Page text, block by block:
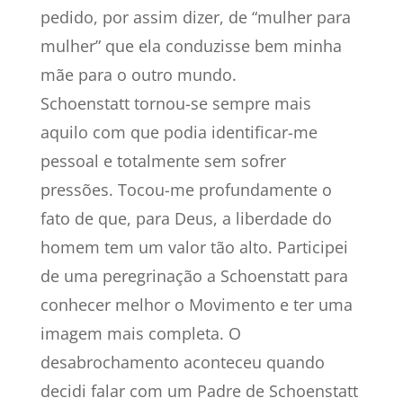
pedido, por assim dizer, de “mulher para
mulher” que ela conduzisse bem minha
mãe para o outro mundo.
Schoenstatt tornou-se sempre mais
aquilo com que podia identificar-me
pessoal e totalmente sem sofrer
pressões. Tocou-me profundamente o
fato de que, para Deus, a liberdade do
homem tem um valor tão alto. Participei
de uma peregrinação a Schoenstatt para
conhecer melhor o Movimento e ter uma
imagem mais completa. O
desabrochamento aconteceu quando
decidi falar com um Padre de Schoenstatt